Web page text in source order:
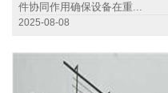
件协同作用确保设备在重...
2025-08-08